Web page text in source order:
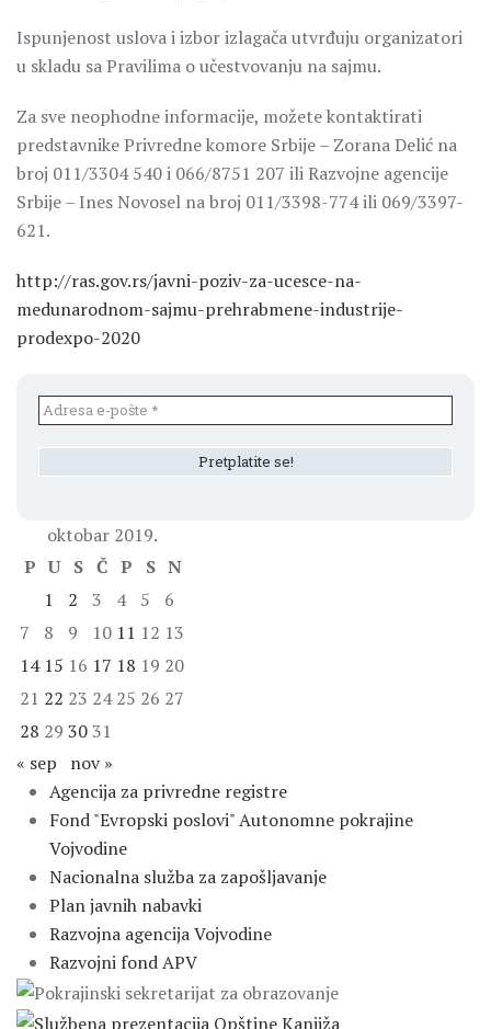
Ispunjenost uslova i izbor izlagača utvrđuju organizatori
u skladu sa Pravilima o učestvovanju na sajmu.
Za sve neophodne informacije, možete kontaktirati
predstavnike Privredne komore Srbije – Zorana Delić na
broj 011/3304 540 i 066/8751 207 ili Razvojne agencije
Srbije – Ines Novosel na broj 011/3398-774 ili 069/3397-
621.
http://ras.gov.rs/javni-poziv-za-ucesce-na-
medunarodnom-sajmu-prehrabmene-industrije-
prodexpo-2020
oktobar 2019.
P U S Č P S N
1
2 3 4 5
6
7
8 9 10 11 12 13
14 15 16 17 18 19 20
21 22 23 24 25 26 27
28 29 30 31
« sep
nov »
Agencija za privredne registre
Fond "Evropski poslovi" Autonomne pokrajine
Vojvodine
Nacionalna služba za zapošljavanje
Plan javnih nabavki
Razvojna agencija Vojvodine
Razvojni fond APV